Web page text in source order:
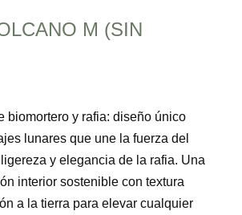
M (SIN
biomortero y rafia: diseño único
lunares que une la fuerza del
y elegancia de la rafia. Una
interior sostenible con textura
a la tierra para elevar cualquier